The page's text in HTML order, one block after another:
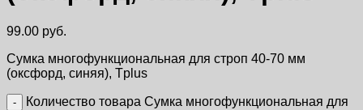
99.00 руб.
Сумка многофункциональная для строп 40-70 мм
(оксфорд, синяя), Tplus
Количество товара Сумка многофункциональная для